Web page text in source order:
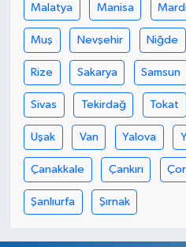
Malatya Manisa
Muş Nevşehir Niğde
Rize Sakarya Samsun
Sivas Tekirdağ Tokat
Uşak Van Yalova
Çanakkale Çankırı
Şanlıurfa Şırnak